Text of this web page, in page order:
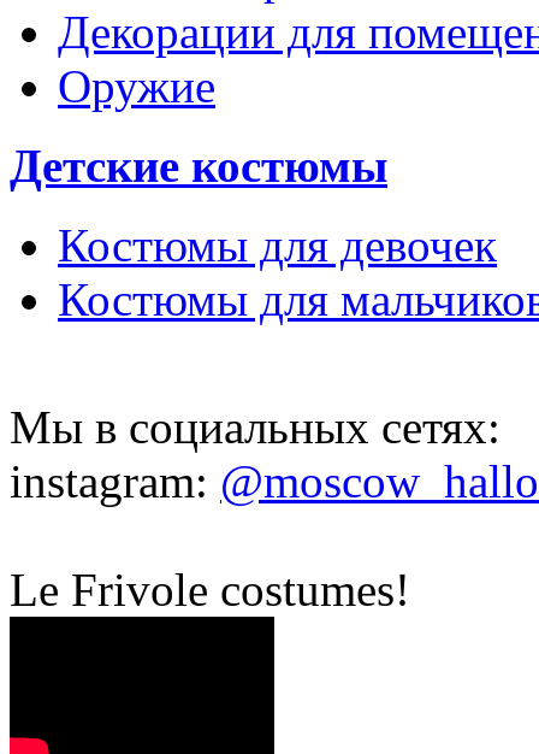
Декорации для
Оружие
Детские костюмы
Костюмы для девочек
Костюмы для
Мы в социальных сетях:
instagram:
Le Frivole costumes!